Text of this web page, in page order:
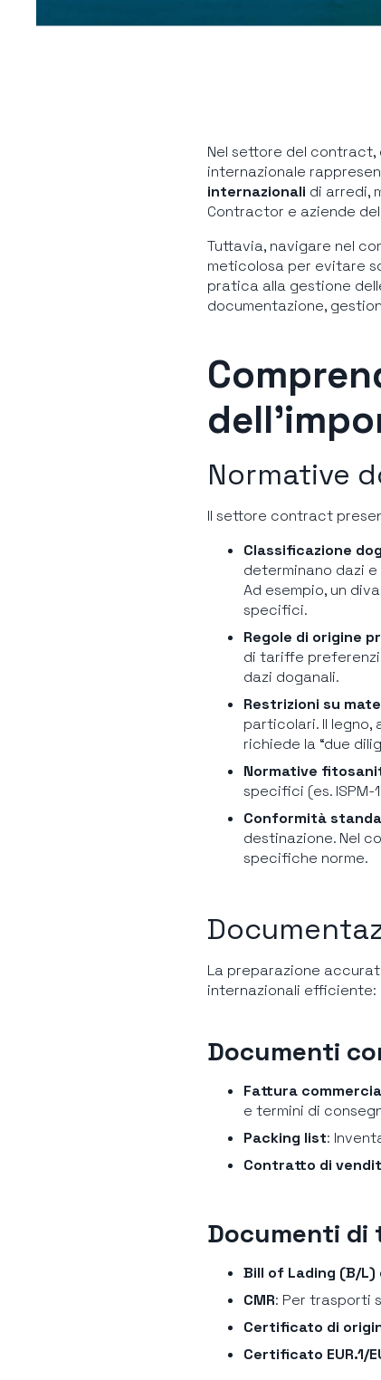
Nel settore del
internazionale
internazionali di arredi,
Contractor e aziende
Tuttavia, navigare nel
meticolosa per evitare
pratica alla gestione
documentazione,
Normative
Il settore contract
Classificazione
determinano dazi
Ad esempio, un
specifici.
Regole di origine
di tariffe
dazi doganali.
Restrizioni su
particolari. Il legno,
richiede la “due
Normative
specifici (es.
Conformità
destinazione. Nel
specifiche norme.
La preparazione
internazionali efficiente:
Documenti
Fattura
e termini di
Packing list:
Contratto di
Documenti
Bill of Lading (B/L)
CMR: Per trasporti
Certificato di
Certificato EUR.1/